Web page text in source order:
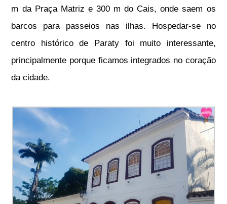
m da Praça Matriz e 300 m do Cais, onde saem os
barcos para passeios nas ilhas. Hospedar-se no
centro histórico de Paraty foi muito interessante,
principalmente porque ficamos integrados no coração
da cidade.